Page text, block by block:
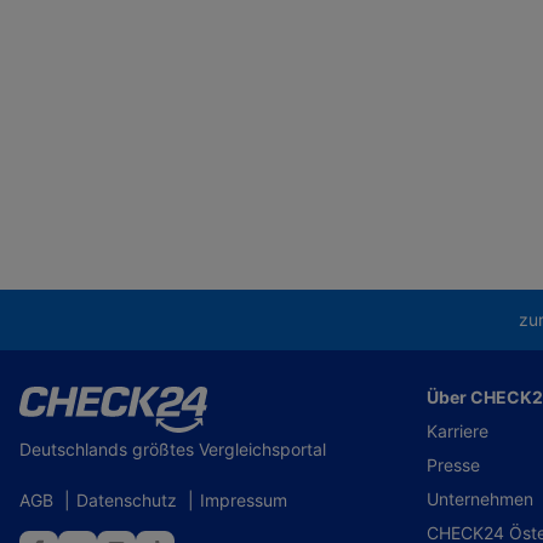
Deutschlands größtes Vergleichsportal
AGB Datenschutz Impressum
Über
Karriere
Presse
Unternehmen
CHECK24